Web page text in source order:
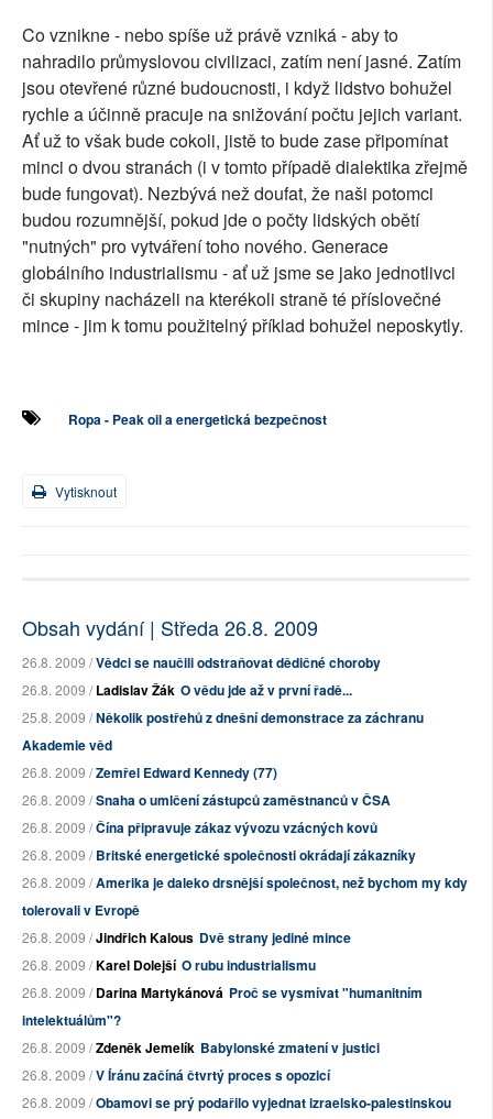
Co vznikne - nebo spíše už právě vzniká - aby to
nahradilo průmyslovou civilizaci, zatím není jasné. Zatím
jsou otevřené různé budoucnosti, i když lidstvo bohužel
rychle a účinně pracuje na snižování počtu jejich variant.
Ať už to však bude cokoli, jistě to bude zase připomínat
minci o dvou stranách (i v tomto případě dialektika zřejmě
bude fungovat). Nezbývá než doufat, že naši potomci
budou rozumnější, pokud jde o počty lidských obětí
"nutných" pro vytváření toho nového. Generace
globálního industrialismu - ať už jsme se jako jednotlivci
či skupiny nacházeli na kterékoli straně té příslovečné
mince - jim k tomu použitelný příklad bohužel neposkytly.
Ropa - Peak oil a energetická bezpečnost
Vytisknout
Obsah vydání | Středa 26.8. 2009
26.8. 2009 /Vědci se naučili odstraňovat dědičné choroby
26.8. 2009 /Ladislav Žák O vědu jde až v první řadě...
25.8. 2009 /Několik postřehů z dnešní demonstrace za záchranu
Akademie věd
26.8. 2009 /Zemřel Edward Kennedy (77)
26.8. 2009 /Snaha o umlčení zástupců zaměstnanců v ČSA
26.8. 2009 /Čína připravuje zákaz vývozu vzácných kovů
26.8. 2009 /Britské energetické společnosti okrádají zákazníky
26.8. 2009 /Amerika je daleko drsnější společnost, než bychom my kdy
tolerovali v Evropě
26.8. 2009 /Jindřich Kalous Dvě strany jediné mince
26.8. 2009 /Karel Dolejší O rubu industrialismu
26.8. 2009 /Darina Martykánová Proč se vysmívat "humanitním
intelektuálům"?
26.8. 2009 /Zdeněk Jemelík Babylonské zmatení v justici
26.8. 2009 /V Íránu začíná čtvrtý proces s opozicí
26.8. 2009 /Obamovi se prý podařilo vyjednat izraelsko-palestinskou